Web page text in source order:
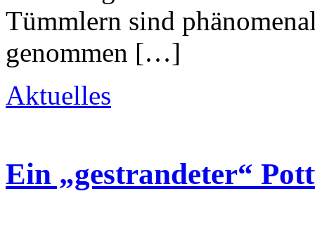
Tümmlern sind
genommen […]
Aktuelles
Ein „gestrandeter“